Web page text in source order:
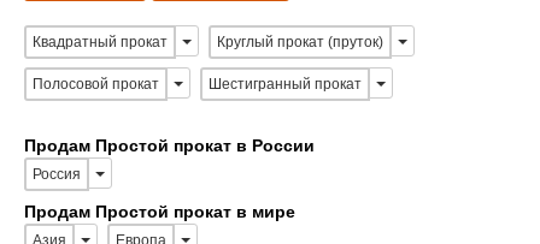
Квадратный прокат Круглый прокат (пруток)
Полосовой прокат Шестигранный прокат
Продам Простой прокат в России
Россия
Продам Простой прокат в мире
Азия Европа